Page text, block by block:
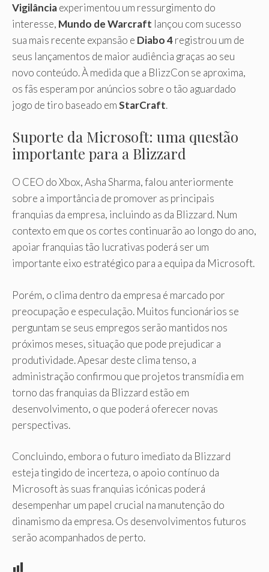
Vigilânciaexperimentou um ressurgimento do
interesse, Mundo de Warcraft lançou com sucesso
sua mais recente expansão e Diabo 4registrou um de
seus lançamentos de maior audiência graças ao seu
novo conteúdo. À medida que a BlizzCon se aproxima,
os fãs esperam por anúncios sobre o tão aguardado
jogo de tiro baseado emStarCraft.
Suporte da Microsoft: uma questão
importante para a Blizzard
O CEO do Xbox, Asha Sharma, falou anteriormente
sobre a importância de promover as principais
franquias da empresa, incluindo as da Blizzard. Num
contexto em que os cortes continuarão ao longo do ano,
apoiar franquias tão lucrativas poderá ser um
importante eixo estratégico para a equipa da Microsoft.
Porém, o clima dentro da empresa é marcado por
preocupação e especulação. Muitos funcionários se
perguntam se seus empregos serão mantidos nos
próximos meses, situação que pode prejudicar a
produtividade. Apesar deste clima tenso, a
administração confirmou que projetos transmídia em
torno das franquias da Blizzard estão em
desenvolvimento, o que poderá oferecer novas
perspectivas.
Concluindo, embora o futuro imediato da Blizzard
esteja tingido de incerteza, o apoio contínuo da
Microsoft às suas franquias icónicas poderá
desempenhar um papel crucial na manutenção do
dinamismo da empresa. Os desenvolvimentos futuros
serão acompanhados de perto.